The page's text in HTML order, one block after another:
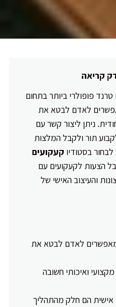
פופולרי ביותר בתחום
לאדם לבטא את
ניתן ליצור קשר עם
תור ולקבל המלצות
בסטודיו קעקועים
הצעות לקעקועים עם
והעיצוב האישי של
לאדם לבטא את
ואיכותי חשובה
אישית הם חלק מהתהליך